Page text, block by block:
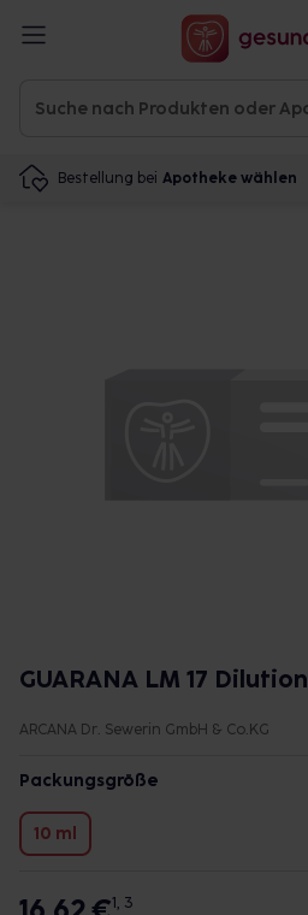
Bestellung bei Apotheke wählen
GUARANA LM 17 Dilution
ARCANA Dr. Sewerin GmbH & Co.KG
Packungsgröße
10 ml
1, 3